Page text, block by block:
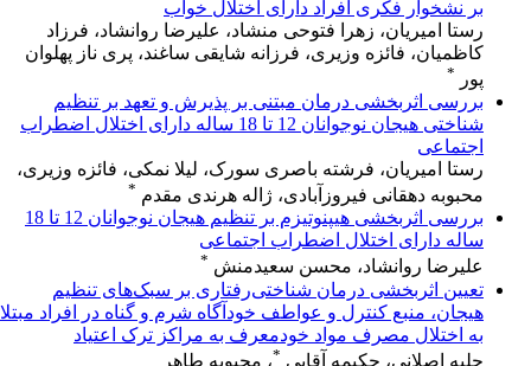
بر نشخوار فکری افراد دارای اختلال خواب
رستا امیریان، زهرا فتوحی منشاد، علیرضا روانشاد، فرزاد
کاظمیان، فائزه وزیری، فرزانه شایقی ساغند، پری ناز پهلوان
پور
*
بررسی اثربخشی درمان مبتنی بر پذیرش و تعهد بر تنظیم
شناختی هیجان نوجوانان 12 تا 18 ساله دارای اختلال اضطراب
اجتماعی
رستا امیریان، فرشته باصری سورک، لیلا نمکی، فائزه وزیری،
محبوبه دهقانی فیروزآبادی، ژاله هرندی مقدم *
بررسی اثربخشی هیپنوتیزم بر تنظیم هیجان نوجوانان 12 تا 18
ساله دارای اختلال اضطراب اجتماعی
علیرضا روانشاد، محسن سعیدمنش *
تعیین اثربخشی درمان شناختی‌رفتاری بر سبک‌های تنظیم
هیجان، منبع کنترل و عواطف خودآگاه شرم و گناه در افراد مبتلا
به اختلال مصرف مواد خودمعرف به مراکز ترک اعتیاد
حلیه اصلانی، حکیمه آقایی *، محبوبه طاهر